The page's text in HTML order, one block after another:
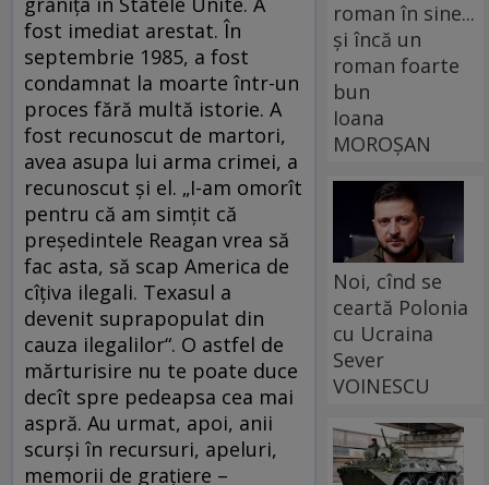
fost imediat arestat. În
septembrie 1985, a fost
condamnat la moarte într-un
proces fără multă istorie. A
fost recunoscut de martori,
avea asupa lui arma crimei, a
recunoscut şi el. „I-am omorît
pentru că am simţit că
preşedintele Reagan vrea să
fac asta, să scap America de
cîţiva ilegali. Texasul a
devenit suprapopulat din
cauza ilegalilor“. O astfel de
mărturisire nu te poate duce
decît spre pedeapsa cea mai
aspră. Au urmat, apoi, anii
scurşi în recursuri, apeluri,
memorii de graţiere –
roman în sine...
și încă un
roman foarte
bun
Ioana
MOROȘAN
Noi, cînd se
ceartă Polonia
cu Ucraina
Sever
VOINESCU